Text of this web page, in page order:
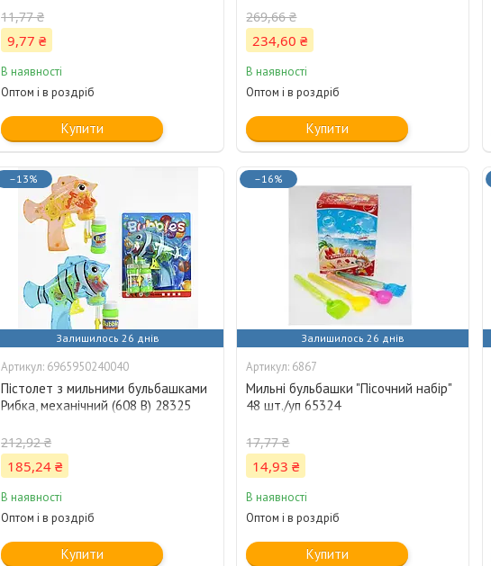
11,77 ₴
9,77 ₴
В наявності
Оптом і в роздріб
Купити
269,66 ₴
234,60 ₴
В наявності
Оптом і в роздріб
Купити
–13%
Залишилось 26 днів
6965950240040
Пістолет з мильними бульбашками
Рибка, механічний (608 B) 28325
212,92 ₴
185,24 ₴
В наявності
Оптом і в роздріб
Купити
–16%
Залишилось 26 днів
6867
Мильні бульбашки "Пісочний набір"
48 шт./уп 65324
17,77 ₴
14,93 ₴
В наявності
Оптом і в роздріб
Купити